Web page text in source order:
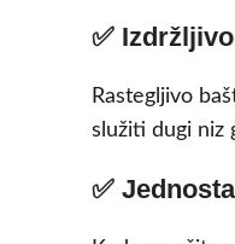
✅
Rastegljivo
služiti dugi niz
✅